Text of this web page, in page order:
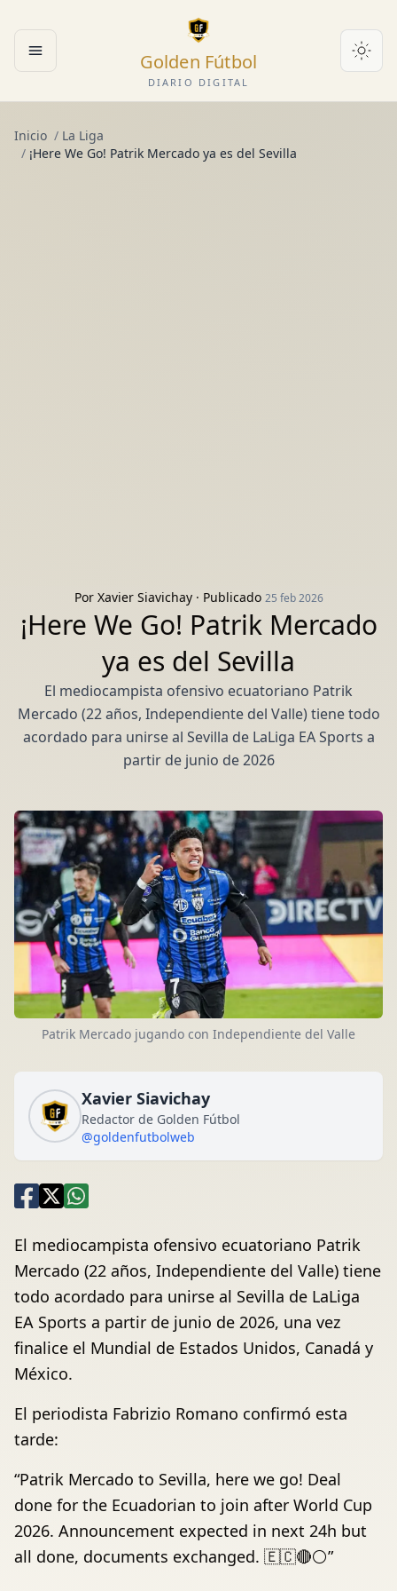
Abrir menú Golden Fútbol
DIARIO DIGITAL
Inicio / La Liga
/ ¡Here We Go! Patrik Mercado ya es del Sevilla
Por Xavier Siavichay· Publicado 25 feb 2026
¡Here We Go! Patrik Mercado
ya es del Sevilla
El mediocampista ofensivo ecuatoriano Patrik
Mercado (22 años, Independiente del Valle) tiene todo
acordado para unirse al Sevilla de LaLiga EA Sports a
partir de junio de 2026
Patrik Mercado jugando con Independiente del Valle
Xavier Siavichay
Redactor de Golden Fútbol
@goldenfutbolweb
El mediocampista ofensivo ecuatoriano Patrik
Mercado (22 años, Independiente del Valle) tiene
todo acordado para unirse al Sevilla de LaLiga
EA Sports a partir de junio de 2026, una vez
finalice el Mundial de Estados Unidos, Canadá y
México.
El periodista Fabrizio Romano confirmó esta
tarde:
“Patrik Mercado to Sevilla, here we go! Deal
done for the Ecuadorian to join after World Cup
2026. Announcement expected in next 24h but
all done, documents exchanged. 🇪🇨🔴⚪”